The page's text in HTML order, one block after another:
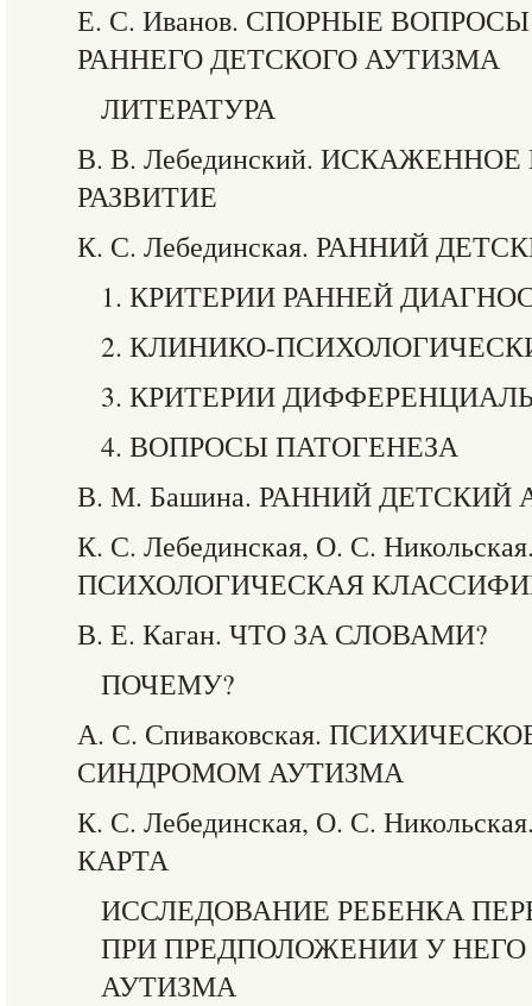
Е. С. Иванов. СПОРНЫЕ
РАННЕГО ДЕТСКОГО АУТИЗМА
ЛИТЕРАТУРА
В. В. Лебединский.
РАЗВИТИЕ
К. С. Лебединская. РАННИЙ
1. КРИТЕРИИ РАННЕЙ
2. КЛИНИКО-
3. КРИТЕРИИ
4. ВОПРОСЫ ПАТОГЕНЕЗА
В. М. Башина. РАННИЙ ДЕТСКИЙ
К. С. Лебединская, О. С.
ПСИХОЛОГИЧЕСКАЯ
В. Е. Каган. ЧТО ЗА СЛОВАМИ?
ПОЧЕМУ?
А. С. Спиваковская.
СИНДРОМОМ АУТИЗМА
К. С. Лебединская, О. С.
КАРТА
ИССЛЕДОВАНИЕ РЕБЕНКА
ПРИ ПРЕДПОЛОЖЕНИИ У НЕГО
АУТИЗМА